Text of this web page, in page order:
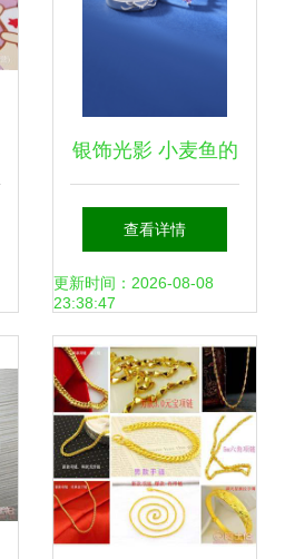
银饰光影 小麦鱼的
首饰摄影艺术
查看详情
更新时间：2026-08-08
23:38:47